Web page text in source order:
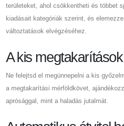
területeket, ahol csökkentheti és többet
kiadásait kategóriák szerint, és
változtatások elvégzéséhez.
A kis
Ne felejtsd el megünnepelni a kis
a megtakarítási mérföldkövet,
aprósággal, mint a haladás jutalmát.